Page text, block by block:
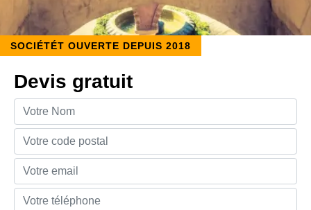
SOCIÉTÉT OUVERTE DEPUIS 2018
Devis gratuit